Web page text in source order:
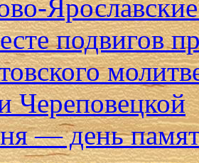
подвигов
Череповецкой
— день